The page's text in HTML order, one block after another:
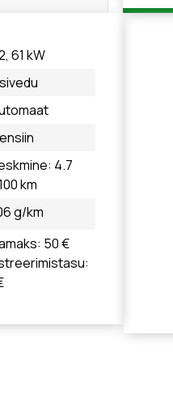
61 kW
4.7
km
g/km
50 €